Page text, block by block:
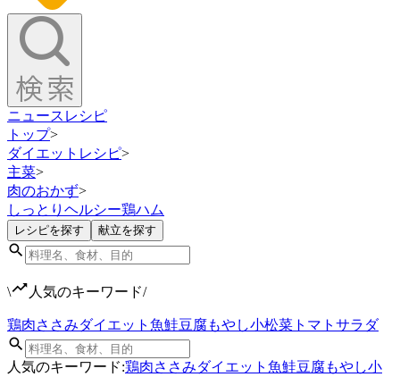
ニュース レシピ
トップ>
ダイエットレシピ>
主菜>
肉のおかず>
しっとりヘルシー鶏ハム
レシピを探す 献立を探す
\ 人気のキーワード/
鶏肉ささみダイエット 魚鮭豆腐もやし小松菜 トマト サラダ
人気のキーワード:鶏肉ささみダイエット 魚鮭豆腐もやし小